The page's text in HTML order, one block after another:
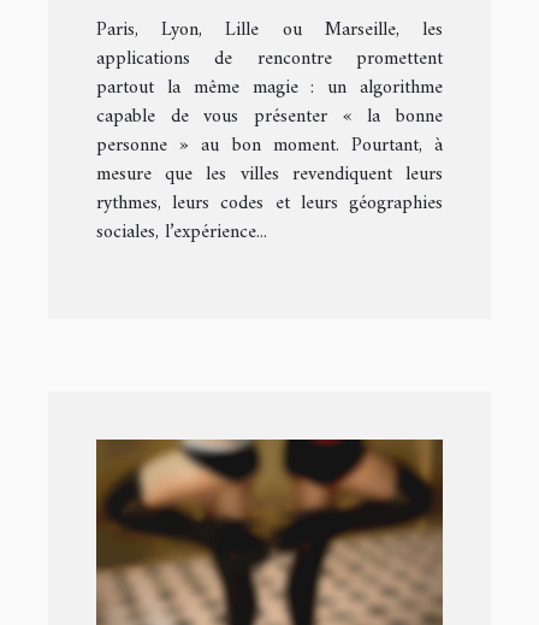
spécificités de chaque ville ?
Paris, Lyon, Lille ou Marseille, les
applications de rencontre promettent
partout la même magie : un algorithme
capable de vous présenter « la bonne
personne » au bon moment. Pourtant, à
mesure que les villes revendiquent leurs
rythmes, leurs codes et leurs géographies
sociales, l’expérience...